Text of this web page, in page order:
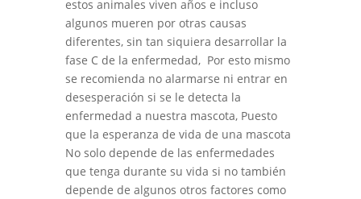
estos animales viven años e incluso
algunos mueren por otras causas
diferentes, sin tan siquiera desarrollar la
fase C de la enfermedad, Por esto mismo
se recomienda no alarmarse ni entrar en
desesperación si se le detecta la
enfermedad a nuestra mascota, Puesto
que la esperanza de vida de una mascota
No solo depende de las enfermedades
que tenga durante su vida si no también
depende de algunos otros factores como